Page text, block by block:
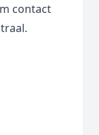
contact